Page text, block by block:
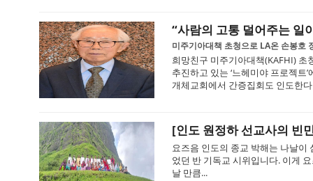
“사람의 고통 덜어주는 일
미주기아대책 초청으로 LA온 손봉호
희망친구 미주기아대책(KAFHI)
추진하고 있는 ‘느헤미야 프로젝
개체교회에서 간증집회도 인도한
[인도 원정하 선교사의 빈
요즈음 인도의 종교 박해는 나날이
었던 반 기독교 시위입니다. 이게
날 만큼...